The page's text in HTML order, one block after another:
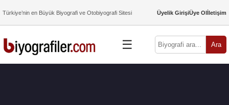
Türkiye’nin en Büyük Biyografi ve Otobiyografi Sitesi Üyelik GirişiÜye Olİletişim
☰ Ara